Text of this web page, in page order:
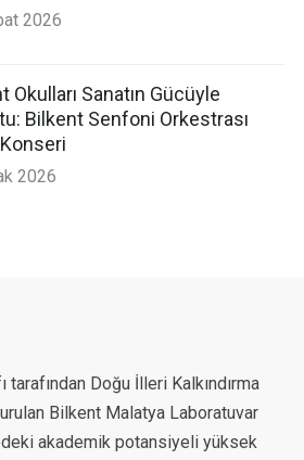
2026
Okulları Sanatın Gücüyle
Bilkent Senfoni Orkestrası
2026
tarafından Doğu İlleri Kalkındırma
Bilkent Malatya Laboratuvar
akademik potansiyeli yüksek